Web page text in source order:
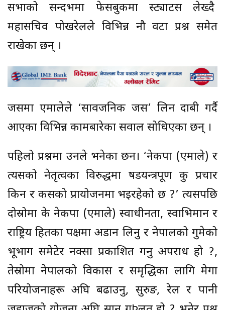
सभाको सन्दर्भमा फेसबुकमा स्ट्याटस लेख्दै
महासचिव पोखरेलले विभिन्न नौ वटा प्रश्न समेत
राखेका छन् ।
जसमा एमालेले ‘सार्वजनिक जस’ लिन दाबी गर्दै
आएका विभिन्न कामबारेका सवाल सोधिएका छन् ।
पहिलो प्रश्नमा उनले भनेका छन। ‘नेकपा (एमाले) र
त्यसको नेतृत्वका विरुद्धमा षडयन्त्रपूर्ण कु प्रचार
किन र कसको प्रायोजनमा भइरहेको छ ?’ त्यसपछि
दोस्रोमा के नेकपा (एमाले) स्वाधीनता, स्वाभिमान र
राष्ट्रिय हितका पक्षमा अडान लिनु र नेपालको गुमेको
भूभाग समेटेर नक्सा प्रकाशित गर्नु अपराध हो ?,
तेस्रोमा नेपालको विकास र समृद्धिका लागि मेगा
परियोजनाहरू अघि बढाउनु, सुरुङ, रेल र पानी